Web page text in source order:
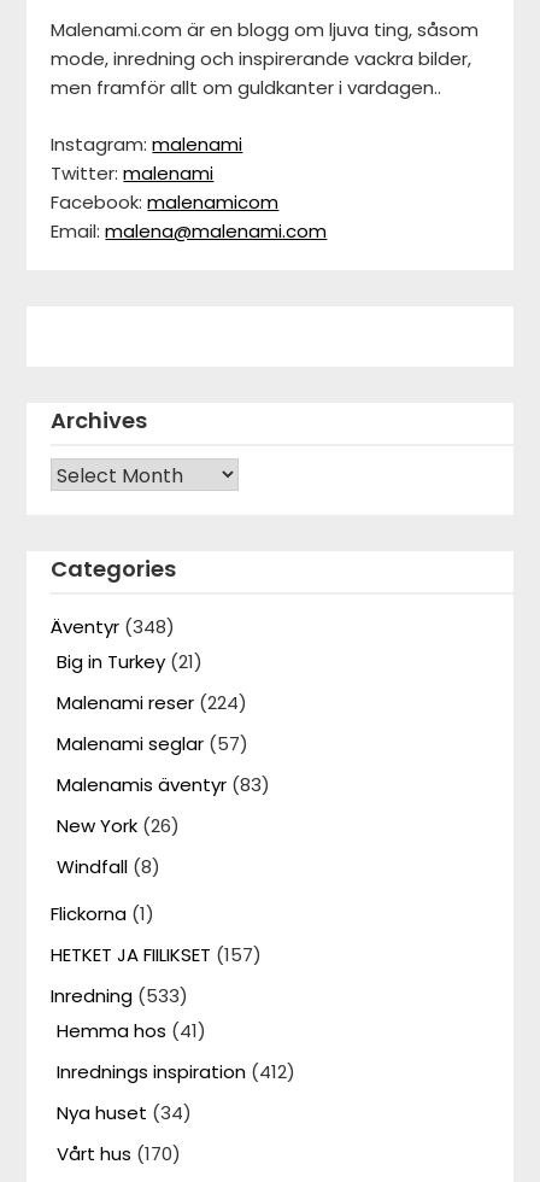
Malenami.com är en blogg om ljuva ting, såsom
mode, inredning och inspirerande vackra bilder,
men framför allt om guldkanter i vardagen..
Instagram:malenami
Twitter:malenami
Facebook:malenamicom
Email:malena@malenami.com
Archives
Archives
Categories
Äventyr (348)
Big in Turkey (21)
Malenami reser (224)
Malenami seglar (57)
Malenamis äventyr (83)
New York (26)
Windfall (8)
Flickorna (1)
HETKET JA FIILIKSET (157)
Inredning (533)
Hemma hos (41)
Inrednings inspiration (412)
Nya huset (34)
Vårt hus (170)